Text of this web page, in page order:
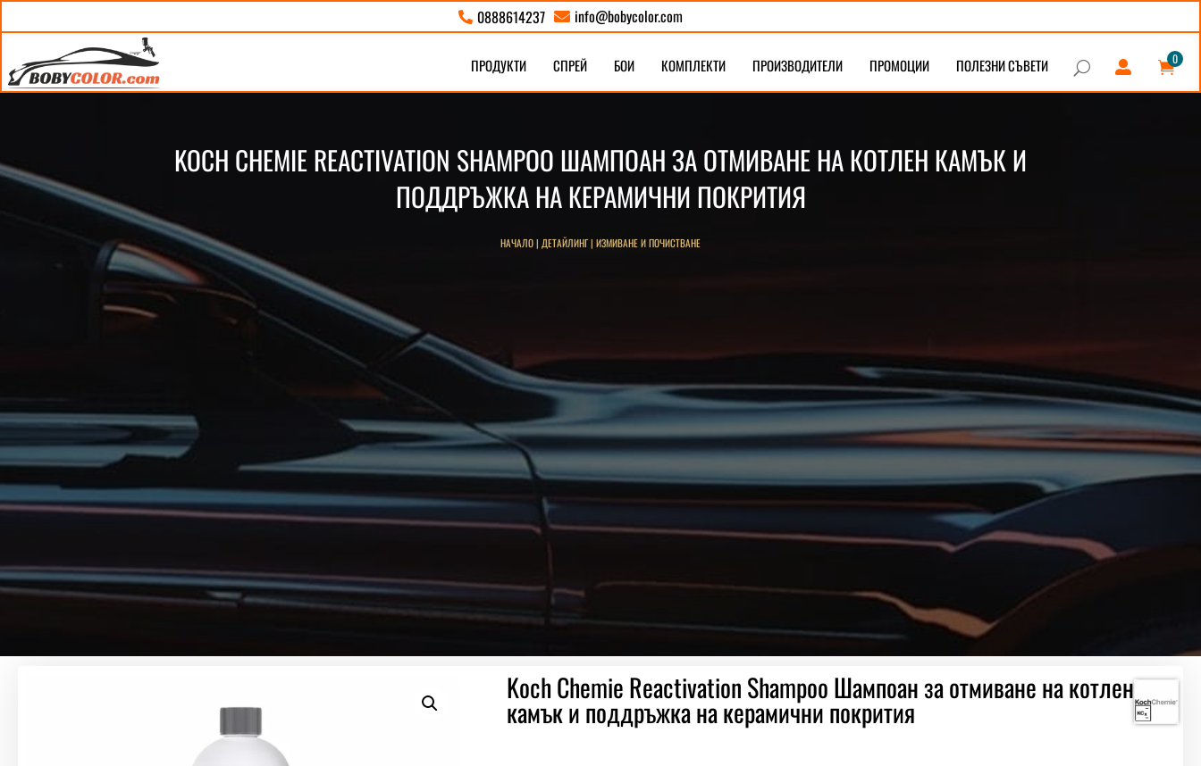
 0888614237  info@bobycolor.com
ПРОДУКТИ СПРЕЙ БОИ КОМПЛЕКТИ ПРОИЗВОДИТЕЛИ ПРОМОЦИИ ПОЛЕЗНИ СЪВЕТИ U  
0
KOCH CHEMIE REACTIVATION SHAMPOO ШАМПОАН ЗА ОТМИВАНЕ НА КОТЛЕН КАМЪК И
ПОДДРЪЖКА НА КЕРАМИЧНИ ПОКРИТИЯ
НАЧАЛО| ДЕТАЙЛИНГ| ИЗМИВАНЕ И ПОЧИСТВАНЕ
Koch Chemie Reactivation Shampoo Шампоан за отмиване на котлен
камък и поддръжка на керамични покрития